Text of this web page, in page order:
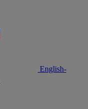
English-